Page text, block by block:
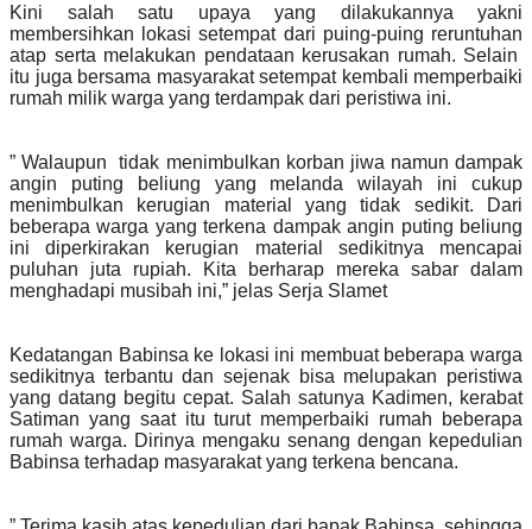
Kini salah satu upaya yang dilakukannya yakni
membersihkan lokasi setempat dari puing-puing reruntuhan
atap serta melakukan pendataan kerusakan rumah. Selain
itu juga bersama masyarakat setempat kembali memperbaiki
rumah milik warga yang terdampak dari peristiwa ini.
” Walaupun tidak menimbulkan korban jiwa namun dampak
angin puting beliung yang melanda wilayah ini cukup
menimbulkan kerugian material yang tidak sedikit. Dari
beberapa warga yang terkena dampak angin puting beliung
ini diperkirakan kerugian material sedikitnya mencapai
puluhan juta rupiah. Kita berharap mereka sabar dalam
menghadapi musibah ini,” jelas Serja Slamet
Kedatangan Babinsa ke lokasi ini membuat beberapa warga
sedikitnya terbantu dan sejenak bisa melupakan peristiwa
yang datang begitu cepat. Salah satunya Kadimen, kerabat
Satiman yang saat itu turut memperbaiki rumah beberapa
rumah warga. Dirinya mengaku senang dengan kepedulian
Babinsa terhadap masyarakat yang terkena bencana.